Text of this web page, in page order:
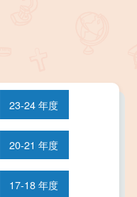
23-24 年度
20-21 年度
17-18 年度